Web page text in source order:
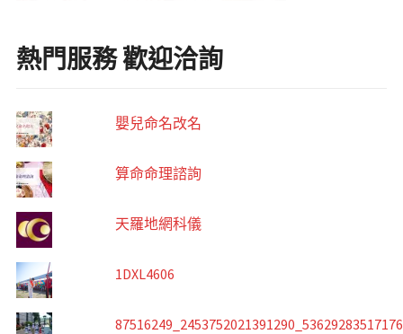
熱門服務 歡迎洽詢
嬰兒命名改名
算命命理諮詢
天羅地網科儀
1DXL4606